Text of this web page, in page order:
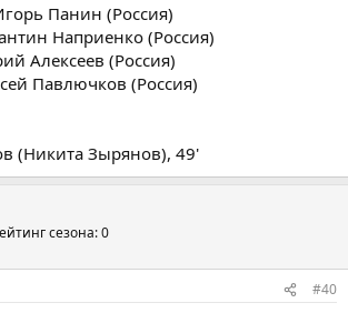
Панин (Россия)
Наприенко (Россия)
Алексеев (Россия)
Павлючков (Россия)
(Никита Зырянов), 49'
сезона: 0
#40